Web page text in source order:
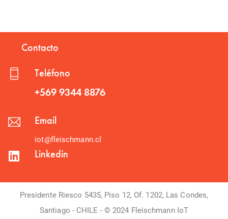
Contacto
Teléfono
+569 9344 8876
Email
iot@fleischmann.cl
Linkedin
Presidente Riesco 5435, Piso 12, Of. 1202, Las Condes,
Santiago - CHILE - © 2024 Fleischmann IoT